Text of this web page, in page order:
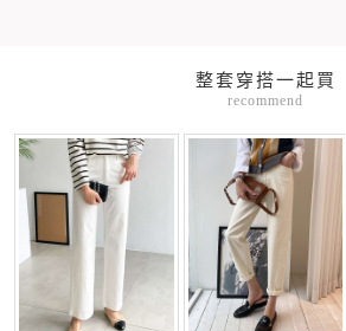
整套穿搭一起買
recommend